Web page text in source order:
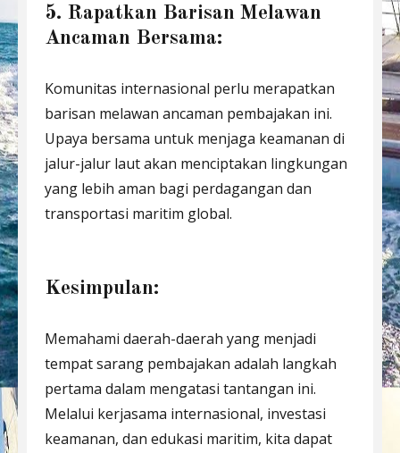
5. Rapatkan Barisan Melawan
Ancaman Bersama:
Komunitas internasional perlu merapatkan
barisan melawan ancaman pembajakan ini.
Upaya bersama untuk menjaga keamanan di
jalur-jalur laut akan menciptakan lingkungan
yang lebih aman bagi perdagangan dan
transportasi maritim global.
Kesimpulan:
Memahami daerah-daerah yang menjadi
tempat sarang pembajakan adalah langkah
pertama dalam mengatasi tantangan ini.
Melalui kerjasama internasional, investasi
keamanan, dan edukasi maritim, kita dapat